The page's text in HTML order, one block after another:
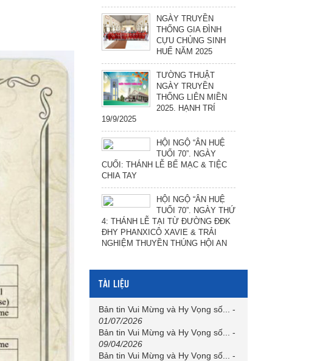
NGÀY TRUYỀN
THỐNG GIA ĐÌNH
CỰU CHỦNG SINH
HUẾ NĂM 2025
TƯỜNG THUẬT
NGÀY TRUYỀN
THỐNG LIÊN MIỀN
2025. HẠNH TRÍ
19/9/2025
HỘI NGỘ “ÂN HUỆ
TUỔI 70”. NGÀY
CUỐI: THÁNH LỄ BẾ MẠC & TIỆC
CHIA TAY
HỘI NGỘ “ÂN HUỆ
TUỔI 70”. NGÀY THỨ
4: THÁNH LỄ TẠI TỪ ĐƯỜNG ĐĐK
ĐHY PHANXICÔ XAVIE & TRẢI
NGHIỆM THUYỀN THÚNG HỘI AN
TÀI LIỆU
Bản tin Vui Mừng và Hy Vọng số...
-
01/07/2026
Bản tin Vui Mừng và Hy Vọng số...
-
09/04/2026
Bản tin Vui Mừng và Hy Vọng số...
-